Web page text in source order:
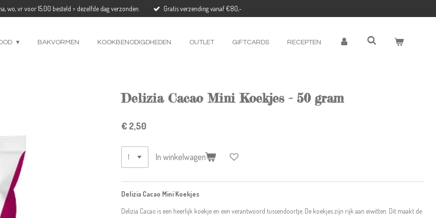
wo, vr voor 15.00 besteld = dezelfde dag verzonden Gratis verzending vanaf €80,-
BAKVORMEN KOOKBENODIGDHEDEN OUTLET GIFTCARDS RECEPTEN
Delizia Cacao Mini Koekjes - 50 gram
€ 2,50
In winkelwagen
Delizia Cacao Mini Koekjes
Delizia Cacao is een heerlijk koekje en een verantwoord tussendoortje. De koekjes zijn rijk aan eiwitten. Dit maakt de